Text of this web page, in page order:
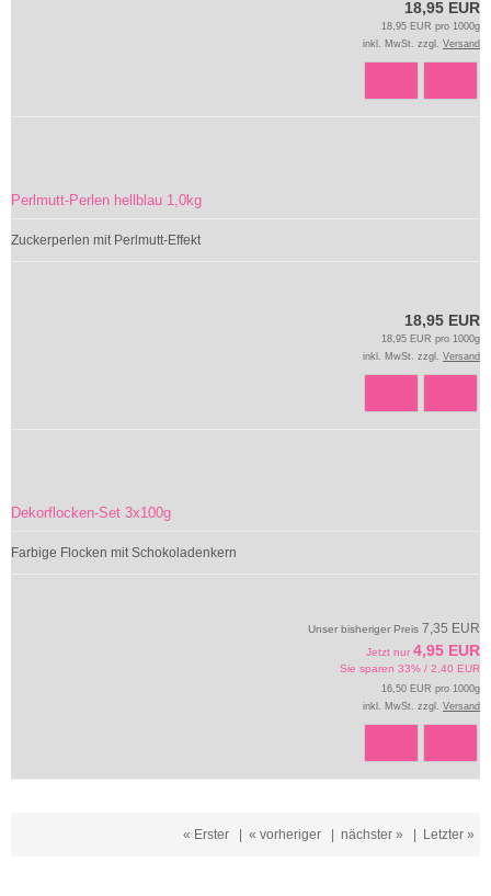
18,95 EUR
18,95 EUR pro 1000g
inkl. MwSt. zzgl. Versand
Perlmutt-Perlen hellblau 1,0kg
Zuckerperlen mit Perlmutt-Effekt
18,95 EUR
18,95 EUR pro 1000g
inkl. MwSt. zzgl. Versand
Dekorflocken-Set 3x100g
Farbige Flocken mit Schokoladenkern
Unser bisheriger Preis 7,35 EUR
Jetzt nur 4,95 EUR
Sie sparen 33% / 2,40 EUR
16,50 EUR pro 1000g
inkl. MwSt. zzgl. Versand
« Erster | « vorheriger | nächster » | Letzter »